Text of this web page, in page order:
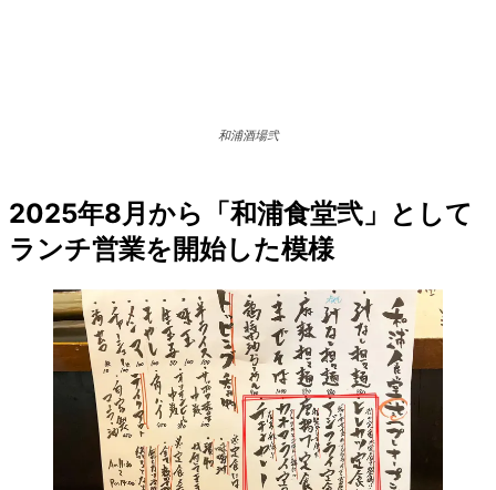
和浦酒場弐
2025年8月から「和浦食堂弐」として
ランチ営業を開始した模様